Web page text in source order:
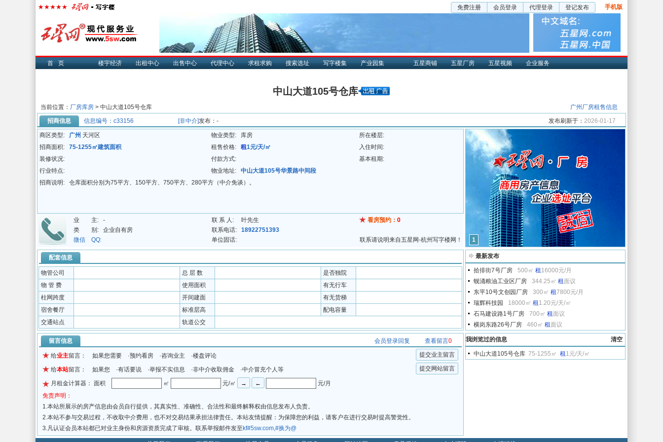
免费注册 会员登录 代理登录 登记发布 手机版
首页 楼宇经济 出租中心 出售中心 代理中心 求租求购 搜索选址 写字楼集 产业园集 五星商铺 五星厂房 五星视频 企业服务
中山大道105号仓库
当前位置： 厂房库房 > 中山大道105号仓库
广州厂房租售信息
招商信息
信息编号：c33156 [非中介]发布：- 发布刷新于： 2026-01-17
商区类型: 广州 天河区 物业类型: 库房
所在楼层:
招商面积:
75-1255㎡建筑面积 租售价格: 租1元/天/㎡
入住时间:
装修状况:
付款方式:
基本租期:
行业特点:
物业地址:
中山大道105号华景路中间段
招商说明:
仓库面积分别为75平方、150平方、750平方、280平方（中介免谈）。
业 主: - 联 系 人: 叶先生 看房预约： 0
类 别:
企业自有房 联系电话:
18922751393
微信 QQ:
单位固话: 联系请说明来自五星网-杭州写字楼网！
配套信息
物管公司 总 层 数
是否独院
物 管 费
使用面积
有无行车
柱网跨度
开间建面
有无货梯
宿舍餐厅
标准层高
配电容量
交通站点
轨道公交
留言信息 0
查看留言
会员登录回复
给业主留言： 如果您需要 ·预约看房 ·咨询业主 ·楼盘评论 提交业主留言
给本站留言： 如果您 ·有话要说 ·举报不实信息 ·非中介收取佣金 ·中介冒充个人等 提交网站留言
月租金计算器： 面积 ㎡ 元/㎡
元/月
免责声明：
1.本站所展示的房产信息由会员自行提供，其真实性、准确性、合法性和最终解释权由信息发布人负责。
2.本站不参与交易过程，不收取中介费用，也不对交易结果承担法律责任。本站友情提醒：为保障您的利益，请客户在进行交易时提高警觉性。
3.凡认证会员本站都已对业主身份和房源资质完成了审核。联系举报邮件发至 kf#5sw.com,#换为@
1
最新发布
拾排街7号厂房 500㎡ 租 16000元/月
蚬涌粮油工业区厂房
344.25㎡ 租面议
东平10号文创园厂房
300㎡ 租7800元/月
瑞辉科技园
18000㎡ 租 1.20元/天/㎡
石马建设路1号厂房
700㎡ 租面议
横岗东路26号厂房
460㎡ 租面议
清空
我浏览过的信息
中山大道105号仓库 75-1255㎡ 租 1元/天/㎡